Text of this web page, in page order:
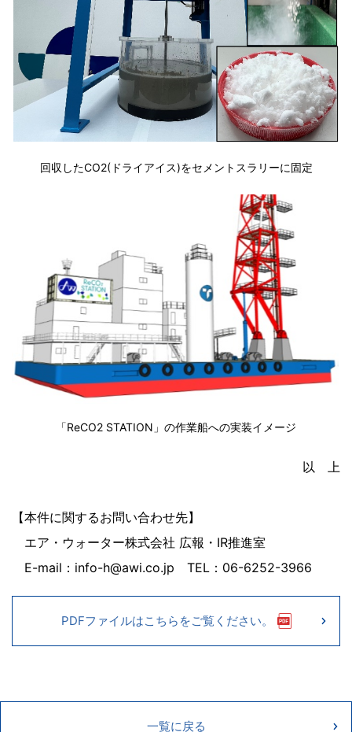
回収したCO2(ドライアイス)をセメントスラリーに固定
「ReCO2 STATION」の作業船への実装イメージ
以 上
【本件に関するお問い合わせ先】
エア・ウォーター株式会社 広報・IR推進室
E-mail：info-h@awi.co.jp TEL：06-6252-3966
PDFファイルはこちらをご覧ください。
一覧に戻る